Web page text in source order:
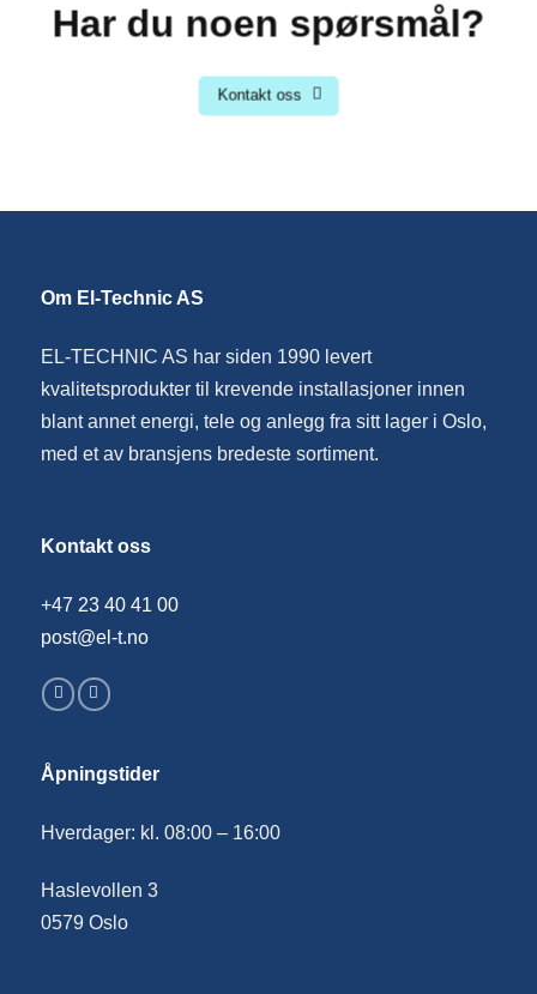
Har du noen spørsmål?
Kontakt oss
Om El-Technic AS
EL-TECHNIC AS har siden 1990 levert
kvalitetsprodukter til krevende installasjoner innen
blant annet energi, tele og anlegg fra sitt lager i Oslo,
med et av bransjens bredeste sortiment.
Kontakt oss
+47 23 40 41 00
post@el-t.no
Åpningstider
Hverdager: kl. 08:00 – 16:00
Haslevollen 3
0579 Oslo